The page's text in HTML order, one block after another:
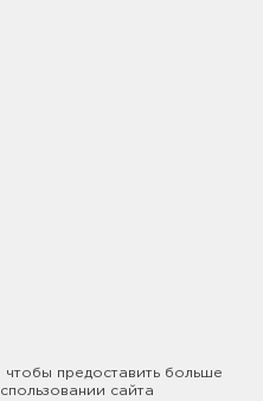
, чтобы предоставить больше
сайта